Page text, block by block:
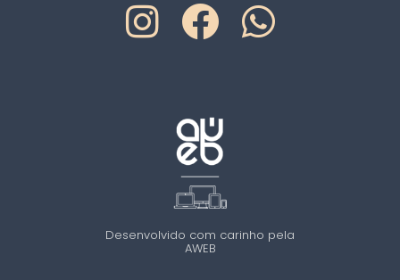
Desenvolvido com carinho pela
AWEB